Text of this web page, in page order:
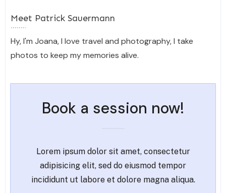
Meet Patrick Sauermann
Hy, I'm Joana, I love travel and photography, I take
photos to keep my memories alive.
Book a session now!
Lorem ipsum dolor sit amet, consectetur
adipisicing elit, sed do eiusmod tempor
incididunt ut labore et dolore magna aliqua.